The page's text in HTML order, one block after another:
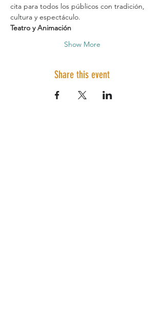
cita para todos los públicos con tradición,
cultura y espectáculo.
Teatro y Animación
Show More
Share this event